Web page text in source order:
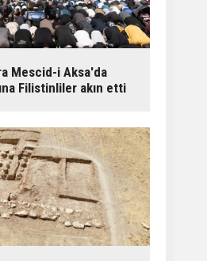
Mescid-i Aksa'da
Filistinliler akın etti